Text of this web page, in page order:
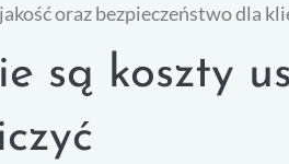
oraz bezpieczeństwo dla
są koszty